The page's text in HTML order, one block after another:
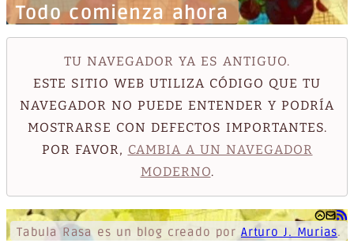
Todo comienza ahora
TU NAVEGADOR YA ES ANTIGUO.
ESTE SITIO WEB UTILIZA CÓDIGO QUE TU
NAVEGADOR NO PUEDE ENTENDER Y PODRÍA
MOSTRARSE CON DEFECTOS IMPORTANTES.
POR FAVOR, CAMBIA A UN NAVEGADOR
MODERNO.
Tabula Rasa es un blog creado porArturo J. Murias.